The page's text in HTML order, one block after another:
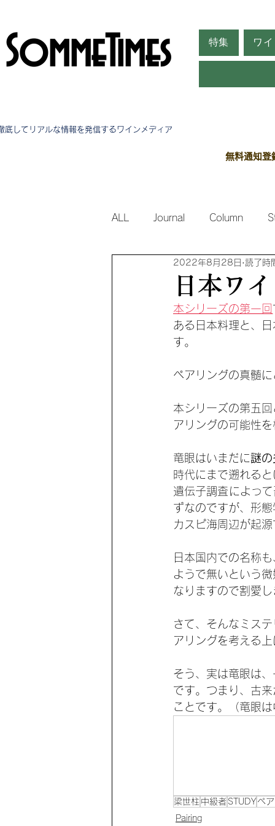
SommeTimes 特集 ワ
底してリアルな情報を発信する​ワインメディア
無料通知登
ALL Journal Column
Side Stories
日本ワ
2022年8月28日 読了時
本シリーズの第一回
ある日本料理と、
す。
ペアリングの真髄
本シリーズの第五
アリングの可能性
竜眼はいまだに謎の
時代にまで遡れる
遺伝子調査によっ
ずなのですが、形
カスピ海周辺が起
日本国内での名称
ようで無いという
なりますので割愛
さて、そんなミス
アリングを考える
そう、実は竜眼は
です。つまり、古
ことです。（竜眼
梁世柱 中級者 STUDY ペ
Pairing